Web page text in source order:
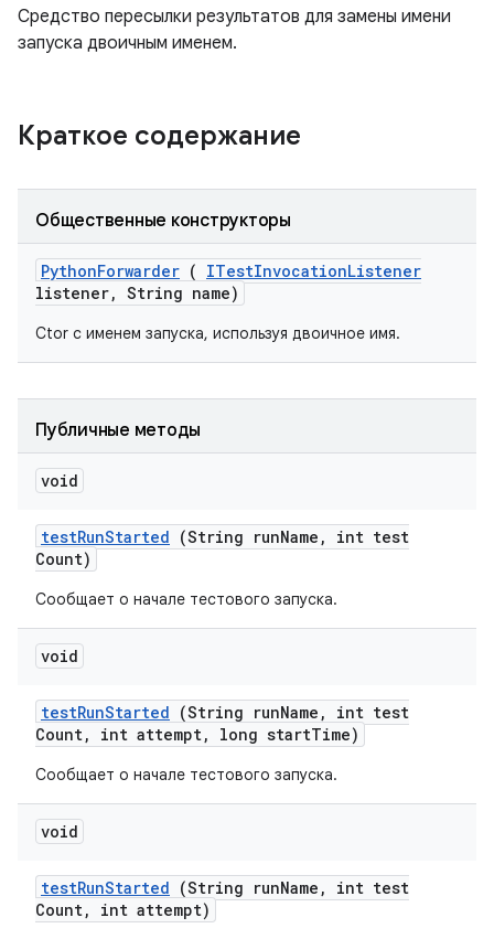
Средство пересылки результатов для замены имени
запуска двоичным именем.
Краткое содержание
Общественные конструкторы
PythonForwarder ( ITestInvocationListener
listener, String name)
Ctor с именем запуска, используя двоичное имя.
Публичные методы
void
testRunStarted (String runName ,
int test
Count)
Сообщает о начале тестового запуска.
void
testRunStarted (String runName ,
int test
Count, int attempt, long startTime)
Сообщает о начале тестового запуска.
void
testRunStarted (String runName ,
int test
Count, int attempt)